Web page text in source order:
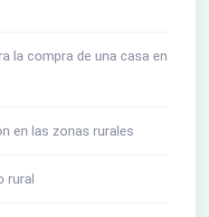
la compra de una casa en
en las zonas rurales
rural